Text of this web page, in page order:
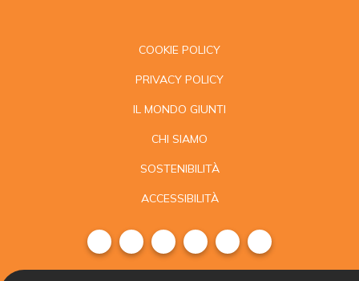
COOKIE POLICY
PRIVACY POLICY
IL MONDO GIUNTI
CHI SIAMO
SOSTENIBILITÀ
ACCESSIBILITÀ